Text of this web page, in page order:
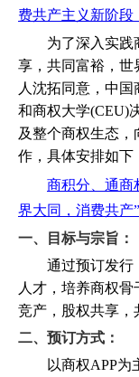
费共产主义新阶段
为了深入实践
享，共同富裕，世
人沈拓同意，中国
和商权大学(CEU)
及整个商权生态
作，具体安排如下
商积分、通商
界大同，消费共产”
一、
目标与宗旨：
通过预订发行
人才，培养商权
竞产，股权共享，
二、 预订方式：
以商权APP